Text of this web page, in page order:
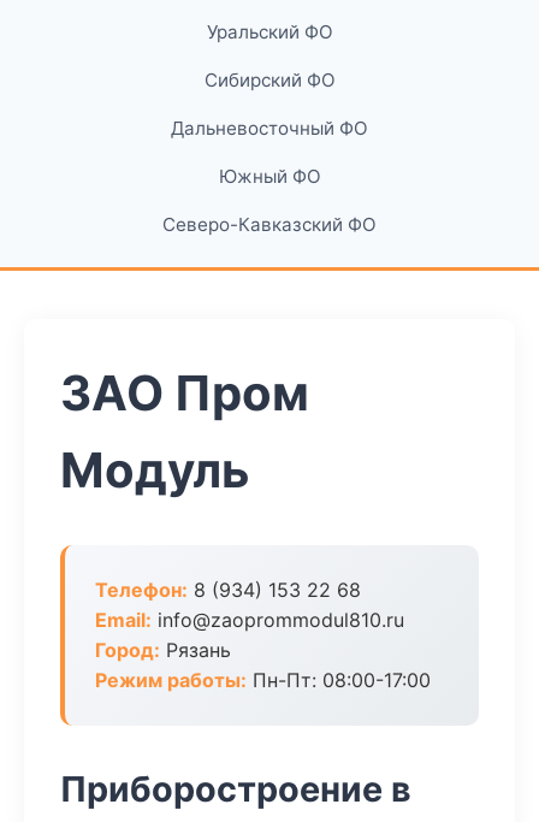
Уральский ФО
Сибирский ФО
Дальневосточный ФО
Южный ФО
Северо-Кавказский ФО
ЗАО Пром
Модуль
Телефон: 8 (934) 153 22 68
Email: info@zaoprommodul810.ru
Город: Рязань
Режим работы: Пн-Пт: 08:00-17:00
Приборостроение в